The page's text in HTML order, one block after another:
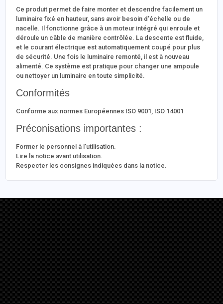
Ce produit permet de faire monter et descendre facilement un
luminaire fixé en hauteur, sans avoir besoin d’échelle ou de
nacelle. Il fonctionne grâce à un moteur intégré qui enroule et
déroule un câble de manière contrôlée. La descente est fluide,
et le courant électrique est automatiquement coupé pour plus
de sécurité. Une fois le luminaire remonté, il est à nouveau
alimenté. Ce système est pratique pour changer une ampoule
ou nettoyer un luminaire en toute simplicité.
Conformités
Conforme aux normes Européennes ISO 9001, ISO 14001
Préconisations importantes :
Former le personnel à l’utilisation.
Lire la notice avant utilisation.
Respecter les consignes indiquées dans la notice.